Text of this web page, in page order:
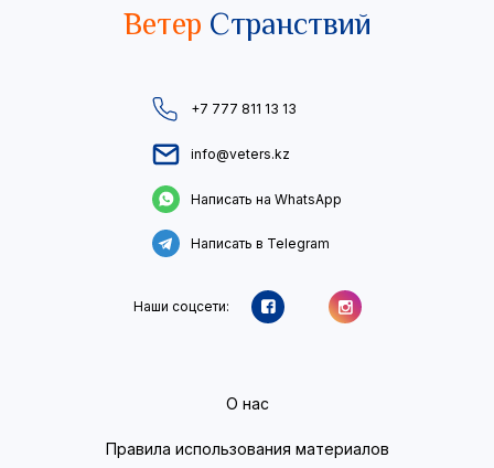
Ветер Странствий
+7 777 811 13 13
info@veters.kz
Написать на WhatsApp
Написать в Telegram
Наши соцсети:
О нас
Правила использования материалов